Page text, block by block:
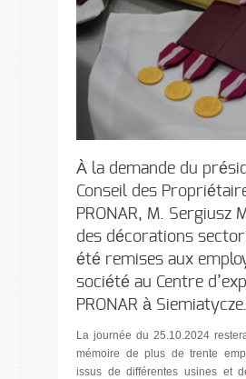
À la demande du
Conseil des
PRONAR, M. Sergiusz
des décorations
été remises aux
société au Centre
PRONAR à Siemiatycze.
La journée du 25.10.2024
mémoire de plus de trente
issus de différentes usines et